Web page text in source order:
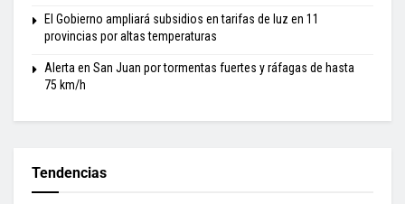
El Gobierno ampliará subsidios en tarifas de luz en 11
provincias por altas temperaturas
Alerta en San Juan por tormentas fuertes y ráfagas de hasta
75 km/h
Tendencias